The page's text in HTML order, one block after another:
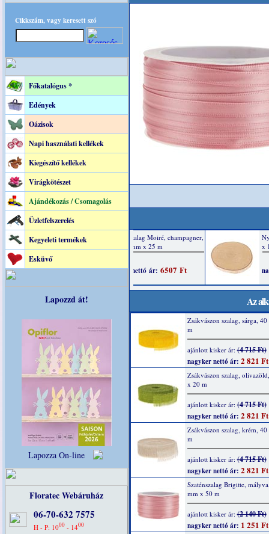
Cikkszám, vagy keresett szó
Főkatalógus *
Edények
Oázisok
Napi használati kellékek
Kiegészítő kellékek
Virágkötészet
Ajándékozás / Csomagolás
Üzletfelszerelés
Kegyeleti termékek
Esküvő
Lapozzd át!
Lapozza On-line
Floratec Webáruház
06-70-632 7575
H - P: 1000 - 1400
Az
Zsákvászon szalag, sárga,
m
ajánlott kisker ár:(4 715 Ft)
nagyker nettó ár: 2 821 Ft
Zsákvászon szalag,
x 20 m
ajánlott kisker ár:(4 715 Ft)
nagyker nettó ár: 2 821 Ft
Zsákvászon szalag, krém,
m
ajánlott kisker ár:(4 715 Ft)
nagyker nettó ár: 2 821 Ft
Szaténszalag Brigitte,
mm x 50 m
ajánlott kisker ár:(2 140 Ft)
nagyker nettó ár: 1 251 Ft